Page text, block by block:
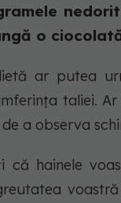
o
ar putea
taliei.
a observa
că hainele